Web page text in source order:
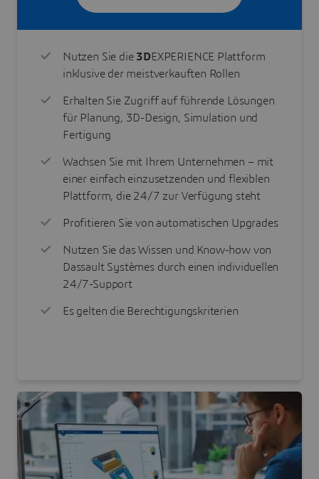
Nutzen Sie die 3DEXPERIENCE Plattform
inklusive der meistverkauften Rollen
Erhalten Sie Zugriff auf führende Lösungen
für Planung, 3D-Design, Simulation und
Fertigung
Wachsen Sie mit Ihrem Unternehmen – mit
einer einfach einzusetzenden und flexiblen
Plattform, die 24/7 zur Verfügung steht
Profitieren Sie von automatischen Upgrades
Nutzen Sie das Wissen und Know-how von
Dassault Systèmes durch einen individuellen
24/7-Support
Es gelten die Berechtigungskriterien